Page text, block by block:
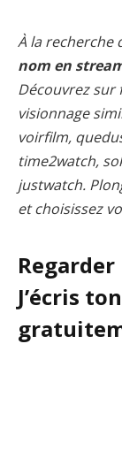
À la recherche
nom en
Découvrez sur
visionnage
voirfilm,
time2watch,
justwatch.
et choisissez
J’écris